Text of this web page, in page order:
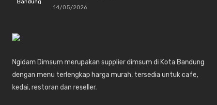
14/05/2026
Ngidam Dimsum merupakan supplier dimsum di Kota Bandung
dengan menu terlengkap harga murah, tersedia untuk cafe,
kedai, restoran dan reseller.